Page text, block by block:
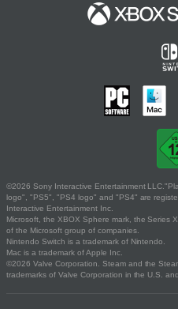
©2026 Sony Interactive Entertainment
logo", "PS5", "PS4 logo" and "PS4" are
Interactive Entertainment Inc.
Microsoft, the XBOX Sphere mark, the Series
of the Microsoft group of companies.
Nintendo Switch is a trademark of Nintendo.
Mac is a trademark of Apple Inc.
©2026 Valve Corporation. Steam and the
trademarks of Valve Corporation in the U.S.